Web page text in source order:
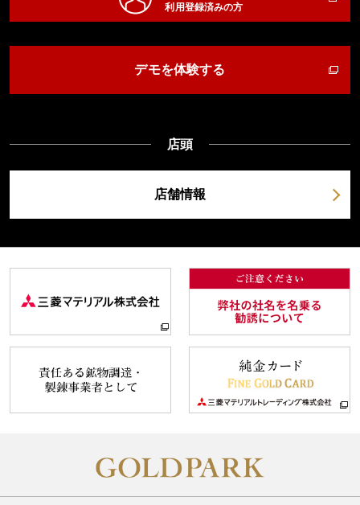
利用登録済みの方
デモを体験する
店頭
店舗情報